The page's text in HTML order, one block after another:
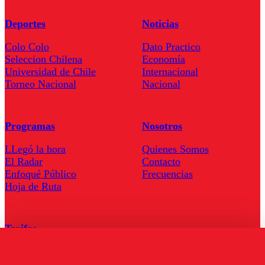
Deportes
Colo Colo
Seleccion Chilena
Universidad de Chile
Torneo Nacional
Noticias
Dato Practico
Economía
Internacional
Nacional
Programas
LLegó la hora
El Radar
Enfoqué Público
Hoja de Ruta
Nosotros
Quienes Somos
Contacto
Frecuencias
Tarifas